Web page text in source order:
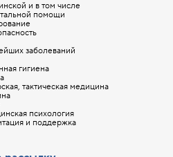
гигиена
тактическая медицина
психология
и поддержка
и в том числе
помощи
заболеваний